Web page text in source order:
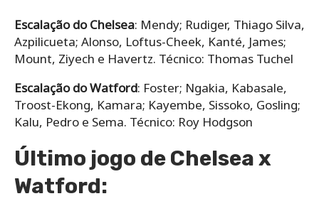
Escalação do Chelsea: Mendy; Rudiger, Thiago Silva,
Azpilicueta; Alonso, Loftus-Cheek, Kanté, James;
Mount, Ziyech e Havertz. Técnico: Thomas Tuchel
Escalação do Watford: Foster; Ngakia, Kabasale,
Troost-Ekong, Kamara; Kayembe, Sissoko, Gosling;
Kalu, Pedro e Sema. Técnico: Roy Hodgson
Último jogo de Chelsea x
Watford: